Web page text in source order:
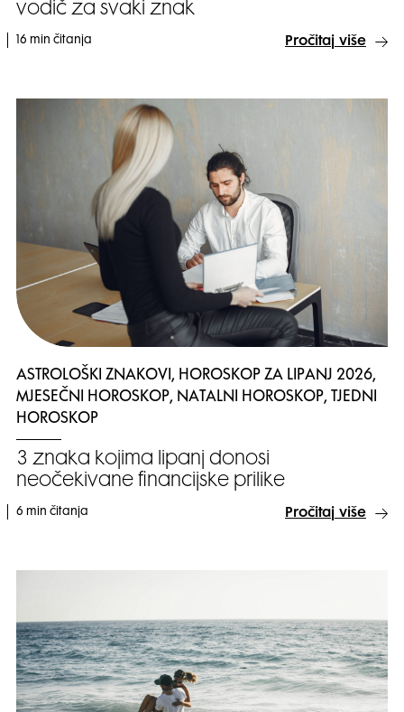
vodič za svaki znak
16 min čitanja Pročitaj više
ASTROLOŠKI ZNAKOVI, HOROSKOP ZA LIPANJ 2026,
MJESEČNI HOROSKOP, NATALNI HOROSKOP, TJEDNI
HOROSKOP
3 znaka kojima lipanj donosi
neočekivane financijske prilike
6 min čitanja Pročitaj više